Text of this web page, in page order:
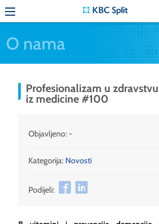
O nama
Profesionalizam u
iz medicine #100
Objavljeno: -
Kategorija: Novosti
Podijeli: